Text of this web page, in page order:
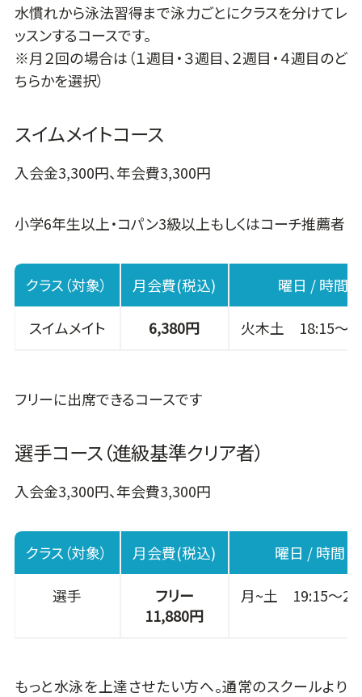
水慣れから泳法習得まで泳力ごとにクラスを分けてレ
ッスンするコースです。
※月２回の場合は（１週目・３週目、２週目・４週目のど
ちらかを選択）
スイムメイトコース
入会金3,300円、年会費3,300円
小学6年生以上・コパン3級以上もしくはコーチ推薦者
クラス（対象） 月会費(税込) 曜日 / 時間
スイムメイト 6,380円 火木土 18:15～
フリーに出席できるコースです
選手コース（進級基準クリア者）
入会金3,300円、年会費3,300円
クラス（対象） 月会費(税込) 曜日 / 時間
選手
フリー
11,880円
月~土 19:15～
もっと水泳を上達させたい方へ。通常のスクールより